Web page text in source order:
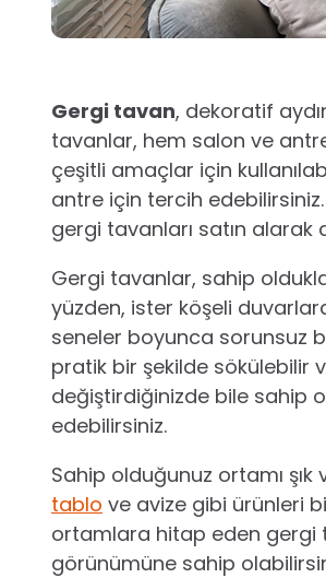
Gergi tavan, dekoratif
tavanlar, hem salon ve
çeşitli amaçlar için
antre için tercih
gergi tavanları satın
Gergi tavanlar, sahip
yüzden, ister köşeli
seneler boyunca sorunsuz
pratik bir şekilde sökülebilir
değiştirdiğinizde bile sahip
edebilirsiniz.
Sahip olduğunuz ortamı
tablo ve avize gibi ürünleri
ortamlara hitap eden gergi
görünümüne sahip